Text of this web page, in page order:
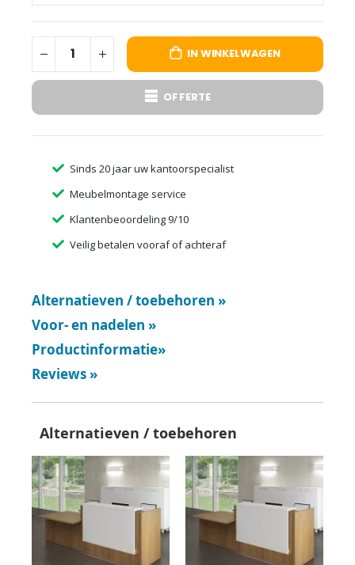
IN WINKELWAGEN
OFFERTE
Sinds 20 jaar uw kantoorspecialist
Meubelmontage service
Klantenbeoordeling 9/10
Veilig betalen vooraf of achteraf
Alternatieven / toebehoren »
Voor- en nadelen »
Productinformatie»
Reviews »
Alternatieven / toebehoren